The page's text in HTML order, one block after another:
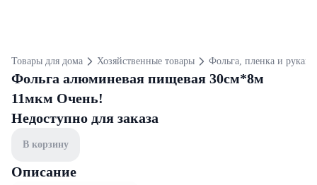
Товары для дома Хозяйственные товары Фольга, пленка и рукав
Фольга алюминевая пищевая 30см*8м
11мкм Очень!
Недоступно для заказа
В корзину
Описание